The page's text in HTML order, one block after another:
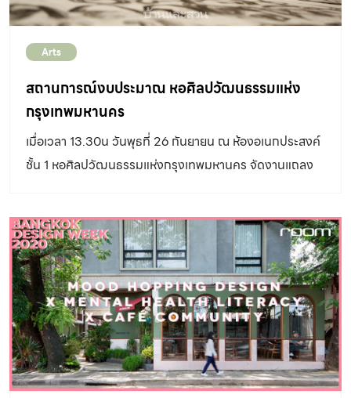
งานบางกอกอาร์ต เบียนนาเล่ ครั้งต่อไปในปี 2020 (2563)
มุมมองของตนในฐานะสาขาอาชีพที่แตกต่างกัน ทั้งเบื้องหลัง
การทำงานจากมุมมองของผู้จัดงาน และ ดำเนินงาน บางกอก
[…]
Arts
สถานการณ์งบประมาณ หอศิลปวัฒนธรรมแห่ง
กรุงเทพมหานคร
เมื่อเวลา 13.30น วันพุธที่ 26 กันยายน ณ ห้องอเนกประสงค์
ชั้น 1 หอศิลปวัฒนธรรมแห่งกรุงเทพมหานคร จัดงานแถลง
มาตรการที่ต้องพิจารณาปรับเปลี่ยนเพื่อให้สามารถดำเนินการ
ต่อไปได้ในขณะกำลังจะมีงานสำคัญอย่าง บางกอก อาร์ต
เบียนนาเล่ 2018 ทีกำลังจะเกิดขึ้นในเดือน ตุลาคม นี้ ในงานนี้
มีผู้ร่วมแถลงข่าวทั้งหมด 4 ท่านได้แก่ ผศ. ปวิตร มหาสาริ
นันทน์ ผู้อำนวยการหอศิลปวัฒนธรรมแห่งกรุงเทพมหานคร,
ศ.ดร.อภินันท์ โปษยานนท์ ประธานอำนวยการและผู้อำนวย
การศิลป์ บางกอก อาร์ต เบียนนาเล่, ประดิษฐ ประสาททอง